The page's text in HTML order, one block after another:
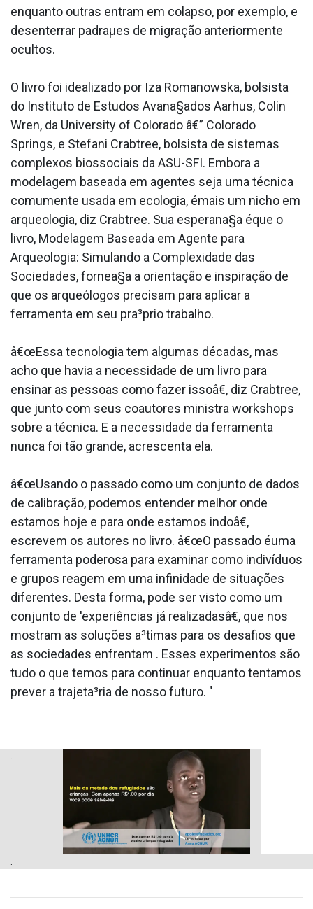
enquanto outras entram em colapso, por exemplo, e
desenterrar padraµes de migração anteriormente
ocultos.
O livro foi idealizado por Iza Romanowska, bolsista
do Instituto de Estudos Avana§ados Aarhus, Colin
Wren, da University of Colorado â€” Colorado
Springs, e Stefani Crabtree, bolsista de sistemas
complexos biossociais da ASU-SFI. Embora a
modelagem baseada em agentes seja uma técnica
comumente usada em ecologia, émais um nicho em
arqueologia, diz Crabtree. Sua esperana§a éque o
livro, Modelagem Baseada em Agente para
Arqueologia: Simulando a Complexidade das
Sociedades, fornea§a a orientação e inspiração de
que os arqueólogos precisam para aplicar a
ferramenta em seu pra³prio trabalho.
â€œEssa tecnologia tem algumas décadas, mas
acho que havia a necessidade de um livro para
ensinar as pessoas como fazer issoâ€, diz Crabtree,
que junto com seus coautores ministra workshops
sobre a técnica. E a necessidade da ferramenta
nunca foi tão grande, acrescenta ela.
â€œUsando o passado como um conjunto de dados
de calibração, podemos entender melhor onde
estamos hoje e para onde estamos indoâ€,
escrevem os autores no livro. â€œO passado éuma
ferramenta poderosa para examinar como indivíduos
e grupos reagem em uma infinidade de situações
diferentes. Desta forma, pode ser visto como um
conjunto de 'experiências já realizadasâ€, que nos
mostram as soluções a³timas para os desafios que
as sociedades enfrentam . Esses experimentos são
tudo o que temos para continuar enquanto tentamos
prever a trajeta³ria de nosso futuro. "